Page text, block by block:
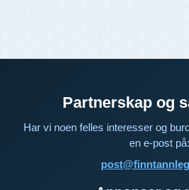
Partnerskap og
Har vi noen felles interesser og
en e-post på: